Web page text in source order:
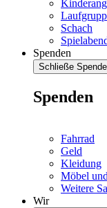
Schach
Spenden
Schließe
Spenden
Fahrrad
Geld
Kleidung
Möbel
Weitere
Wir